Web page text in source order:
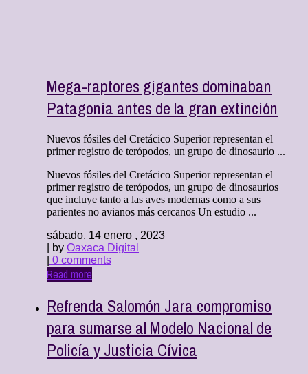
Mega-raptores gigantes dominaban
Patagonia antes de la gran extinción
Nuevos fósiles del Cretácico Superior representan el
primer registro de terópodos, un grupo de dinosaurio ...
Nuevos fósiles del Cretácico Superior representan el
primer registro de terópodos, un grupo de dinosaurios
que incluye tanto a las aves modernas como a sus
parientes no avianos más cercanos Un estudio ...
sábado, 14 enero , 2023
| by Oaxaca Digital
0 comments
Read more
Refrenda Salomón Jara compromiso
para sumarse al Modelo Nacional de
Policía y Justicia Cívica